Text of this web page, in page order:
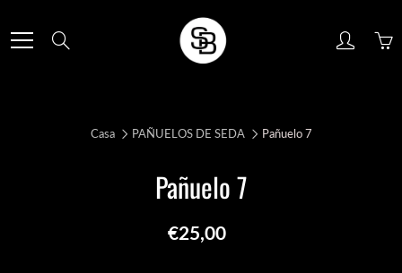
to
Content
Casa PAÑUELOS DE SEDA Pañuelo 7
Pañuelo 7
€25,00